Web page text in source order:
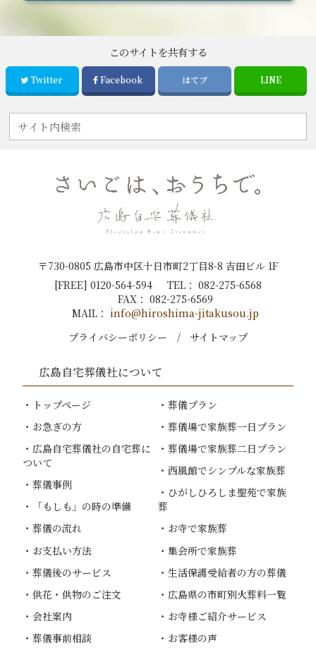
このサイトを共有する
Twitter Facebook はてブ LINE
〒730-0805 広島市中区十日市町2丁目8-8 吉田ビル 1F
[FREE]0120-564-594 TEL： 082-275-6568
FAX： 082-275-6569
MAIL： info@hiroshima-jitakusou.jp
プライバシーポリシー
サイトマップ
広島自宅葬儀社について
トップページ
お急ぎの方
広島自宅葬儀社の自宅葬に
ついて
葬儀事例
「もしも」の時の準備
葬儀の流れ
お支払い方法
葬儀後のサービス
供花・供物のご注文
会社案内
葬儀事前相談
葬儀プラン
葬儀場で家族葬一日プラン
葬儀場で家族葬二日プラン
西風館でシンプルな家族葬
ひがしひろしま聖苑で家族
葬
お寺で家族葬
集会所で家族葬
生活保護受給者の方の葬儀
広島県の市町別火葬料一覧
お寺様ご紹介サービス
お客様の声